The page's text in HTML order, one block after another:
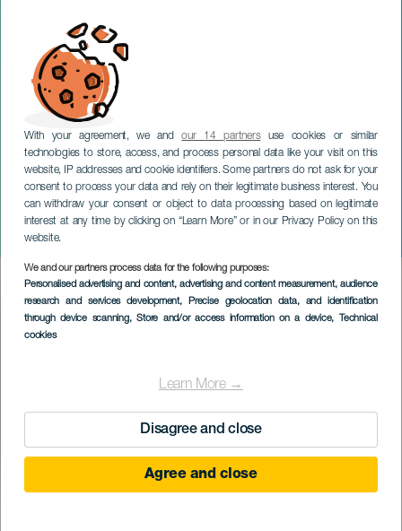
With your agreement, we andour 14 partnersuse cookies or similar
technologies to store, access, and process personal data like your visit on this
website, IP addresses and cookie identifiers. Some partners do not ask for your
consent to process your data and rely on their legitimate business interest. You
can withdraw your consent or object to data processing based on legitimate
interest at any time by clicking on “Learn More” or in our Privacy Policy on this
website.
We and our partners process data for the following purposes:
Personalised advertising and content, advertising and content measurement, audience
research and services development, Precise geolocation data, and identification
through device scanning, Store and/or access information on a device, Technical
cookies
Learn More →
Disagree and close
Agree and close
Большой апофеоз
карнавального парада в
Пуэрто-де-ла-Крус
ТЕНЕРИФЕ
Imagen
Listado